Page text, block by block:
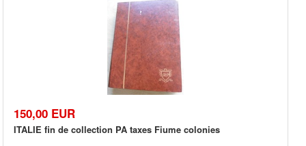
150,00 EUR
ITALIE fin de collection PA taxes Fiume colonies